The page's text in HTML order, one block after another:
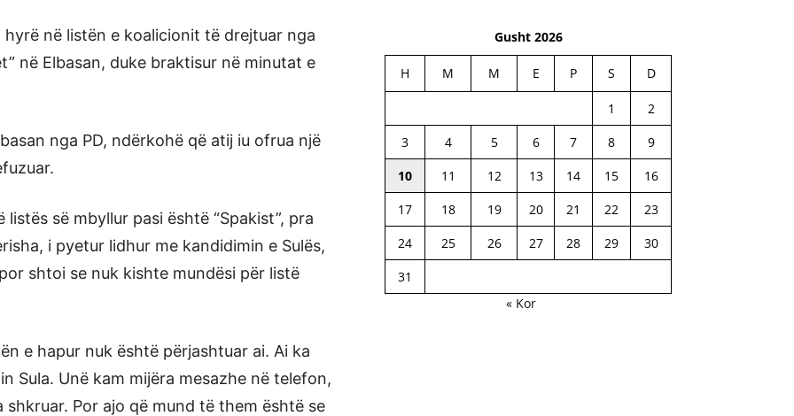
në listën e koalicionit të drejtuar nga
në Elbasan, duke braktisur në minutat e
nga PD, ndërkohë që atij iu ofrua një
së mbyllur pasi është “Spakist”, pra
i pyetur lidhur me kandidimin e Sulës,
shtoi se nuk kishte mundësi për listë
e hapur nuk është përjashtuar ai. Ai ka
Sula. Unë kam mijëra mesazhe në telefon,
Por ajo që mund të them është se
Gusht 2026
H M M E P S D
1
2
3
4 5 6 7 8
9
10
11 12 13 14 15
16
17
18 19 20 21 22
23
24
25 26 27 28 29
30
31
« Kor